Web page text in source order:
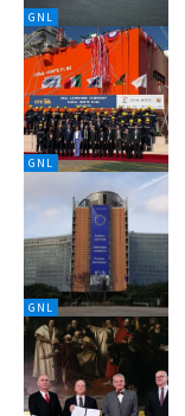
GNL
GNL
GNL